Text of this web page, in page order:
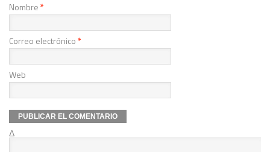
Nombre*
Correo electrónico*
Web
Δ